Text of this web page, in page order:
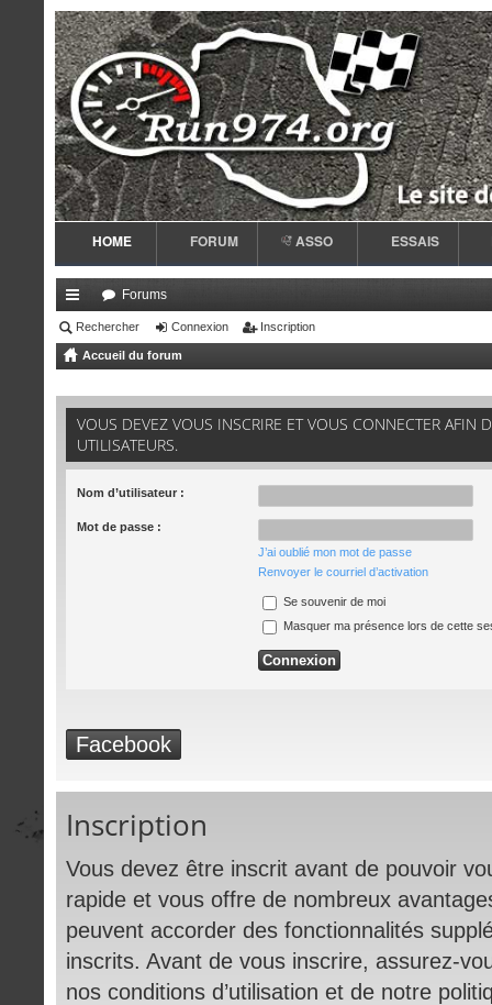
HOME FORUM ASSO ESSAIS
ac
co
ur
s
Forums
Rechercher Connexion Inscription
Accueil du forum
VOUS DEVEZ VOUS INSCRIRE ET VOUS CONNECTER AFIN
UTILISATEURS.
Nom d’utilisateur :
Mot de passe :
J’ai oublié mon mot de passe
Renvoyer le courriel d’activation
Se souvenir de moi
Masquer ma présence lors de cette
Facebook
Inscription
Vous devez être inscrit avant de pouvoir
rapide et vous offre de nombreux
peuvent accorder des fonctionnalités
inscrits. Avant de vous inscrire, assurez-
nos conditions d’utilisation et de notre